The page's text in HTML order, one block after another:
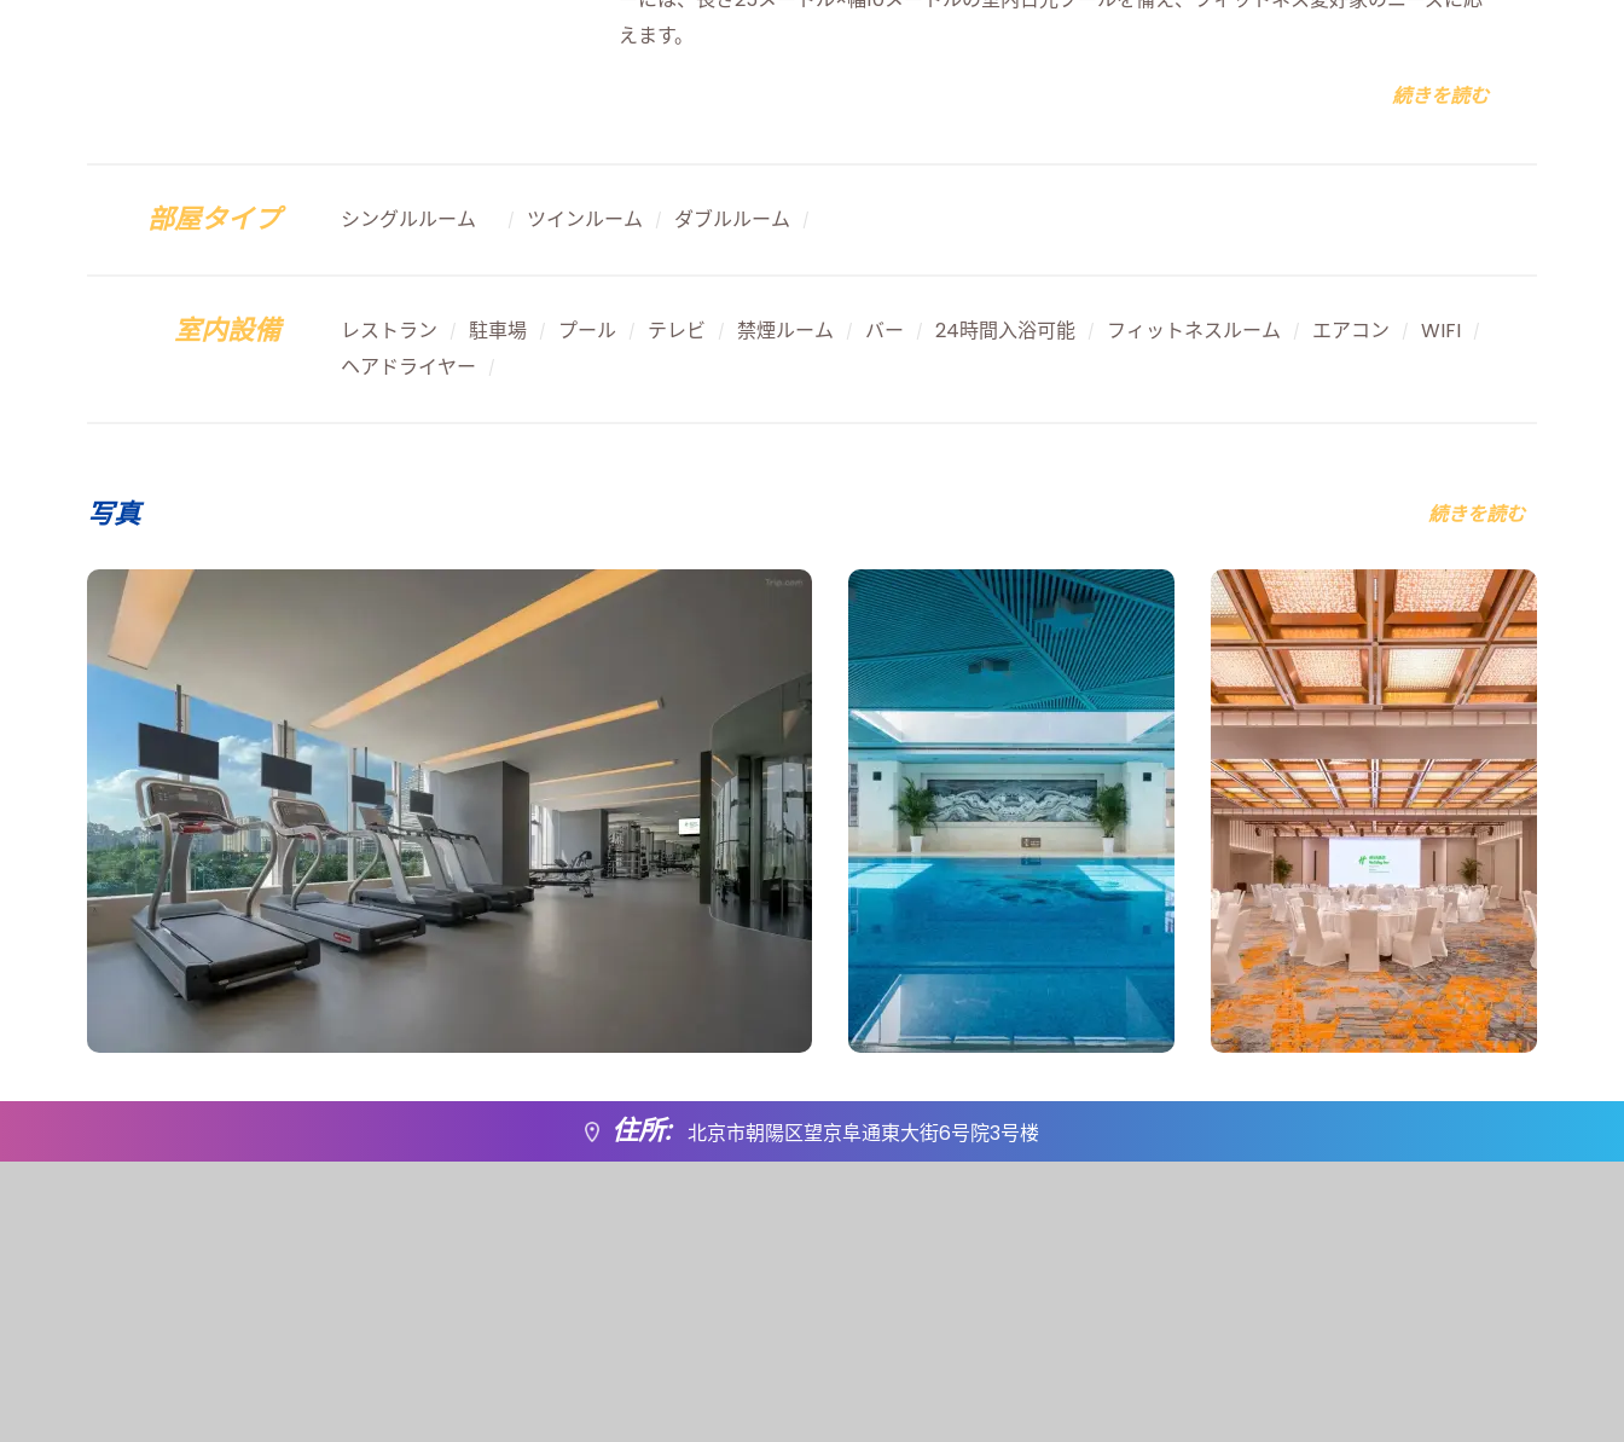
えます。
続きを読む
部屋タイプ シングルルーム / ツインルーム / ダブルルーム /
室内設備 レストラン / 駐車場 / プール / テレビ / 禁煙ルーム / バー / 24時間入浴可能 / フィットネスルーム / エアコン / WIFI /
ヘアドライヤー /
写真 続きを読む
住所: 北京市朝陽区望京阜通東大街6号院3号楼